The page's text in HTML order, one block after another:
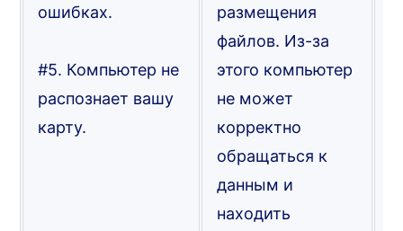
ошибках.
#5. Компьютер не
распознает вашу
карту.
размещения
файлов. Из-за
этого компьютер
не может
корректно
обращаться к
данным и
находить